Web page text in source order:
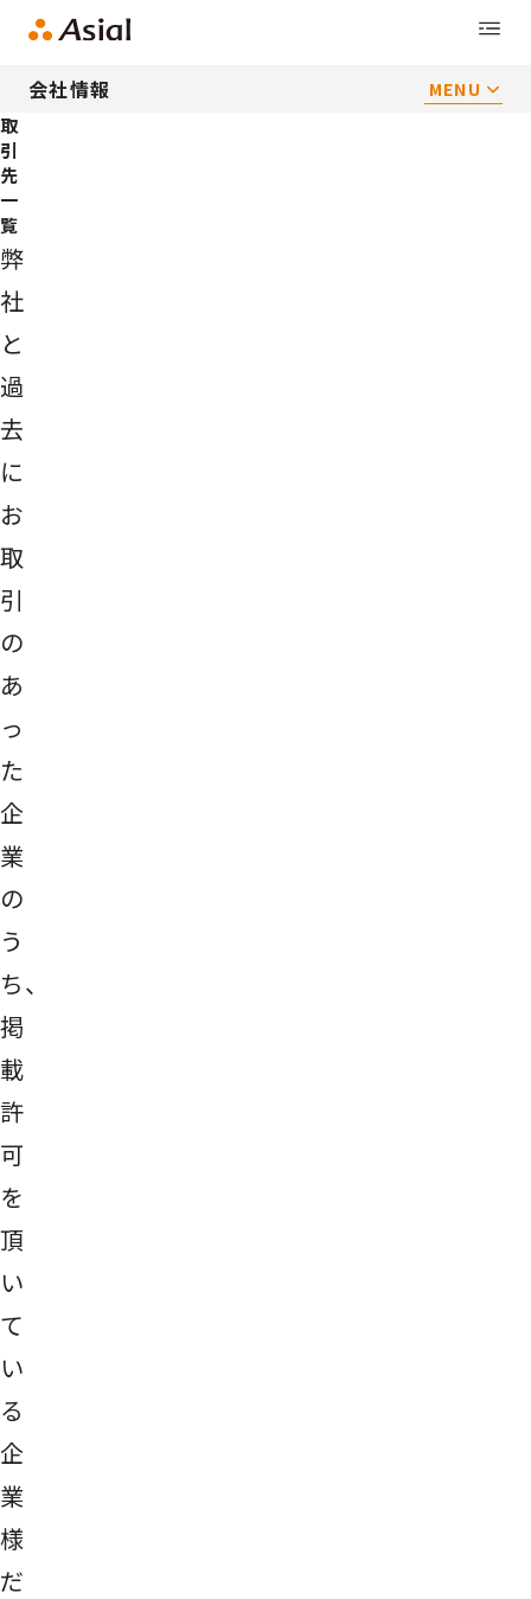
会社情報 MENU
取
引
先
一
覧
弊
社
と
過
去
に
お
取
引
の
あ
っ
た
企
業
の
う
ち、
掲
載
許
可
を
頂
い
て
い
る
企
業
様
だ